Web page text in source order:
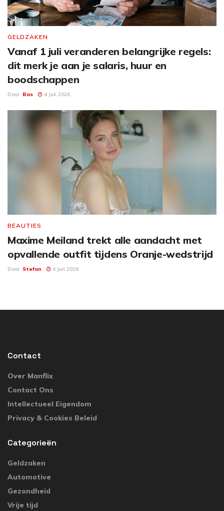
GELDZAKEN
Vanaf 1 juli veranderen belangrijke regels:
dit merk je aan je salaris, huur en
boodschappen
Door Bas 4 Juli 2026
BEAUTIES
Maxime Meiland trekt alle aandacht met
opvallende outfit tijdens Oranje-wedstrijd
Door Stefan 4 Juli 2026
Contact
Over Manflix
Contact Ons
Intellectueel Eigendom
Privacy & Cookies Beleid
Categorieën
Geldzaken
Automotive
Gezondheid
Vrije tijd